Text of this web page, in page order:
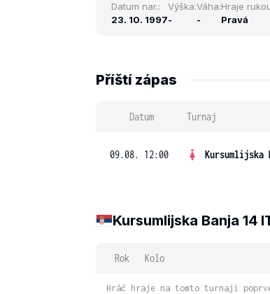
Datum nar.:
23. 10. 1997
Výška:
-
Váha:
-
Hraje
Pravá
Příští zápas
Datum Turnaj
09.08. 12:00 Kursumlijska
Kursumlijska Banja 14
Rok Kolo
Hráč hraje na tomto turnaji